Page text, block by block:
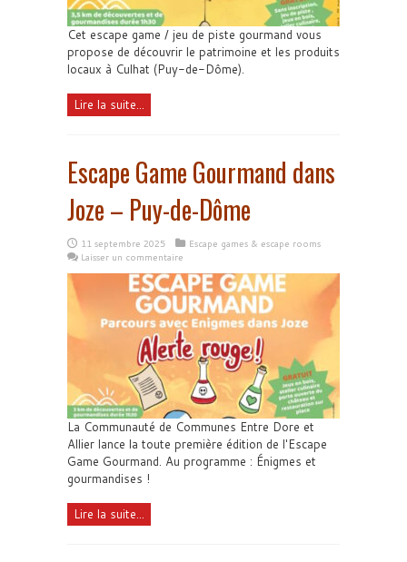
Cet escape game / jeu de piste gourmand vous
propose de découvrir le patrimoine et les produits
locaux à Culhat (Puy-de-Dôme).
Lire la suite...
Escape Game Gourmand dans
Joze – Puy-de-Dôme
11 septembre 2025
Escape games & escape rooms
Laisser un commentaire
La Communauté de Communes Entre Dore et
Allier lance la toute première édition de l'Escape
Game Gourmand. Au programme : Énigmes et
gourmandises !
Lire la suite...